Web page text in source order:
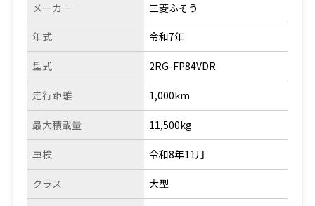
メーカー
年式
型式
走行距離
三菱ふそう
令和7年
2RG-FP84VDR
1,000km
最大積載量
車検
クラス
11,500kg
令和8年11月
大型